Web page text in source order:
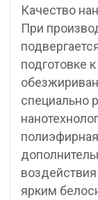
Качество
При
подготовке
специально
ярким